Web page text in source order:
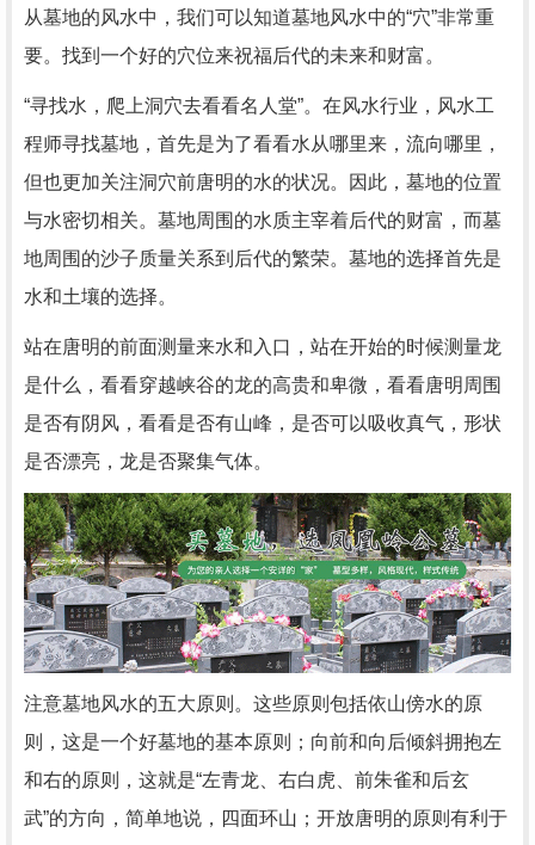
从墓地的风水中，我们可以知道墓地风水中的“穴”非常重
要。找到一个好的穴位来祝福后代的未来和财富。
“寻找水，爬上洞穴去看看名人堂”。在风水行业，风水工
程师寻找墓地，首先是为了看看水从哪里来，流向哪里，
但也更加关注洞穴前唐明的水的状况。因此，墓地的位置
与水密切相关。墓地周围的水质主宰着后代的财富，而墓
地周围的沙子质量关系到后代的繁荣。墓地的选择首先是
水和土壤的选择。
站在唐明的前面测量来水和入口，站在开始的时候测量龙
是什么，看看穿越峡谷的龙的高贵和卑微，看看唐明周围
是否有阴风，看看是否有山峰，是否可以吸收真气，形状
是否漂亮，龙是否聚集气体。
注意墓地风水的五大原则。这些原则包括依山傍水的原
则，这是一个好墓地的基本原则；向前和向后倾斜拥抱左
和右的原则，这就是“左青龙、右白虎、前朱雀和后玄
武”的方向，简单地说，四面环山；开放唐明的原则有利于